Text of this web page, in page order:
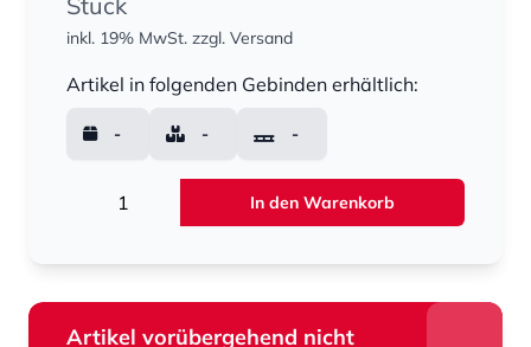
inkl. 19% MwSt. zzgl. Versand
Artikel in folgenden Gebinden erhältlich:
- - -
In den Warenkorb
Artikel vorübergehend nicht